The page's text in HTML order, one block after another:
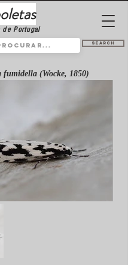
de Portugal
Search
fumidella (Wocke, 1850)